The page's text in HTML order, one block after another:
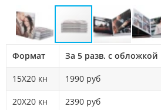
Формат За 5 разв. с обложкой
15Х20 кн 1990 руб
20X20 кн 2390 руб